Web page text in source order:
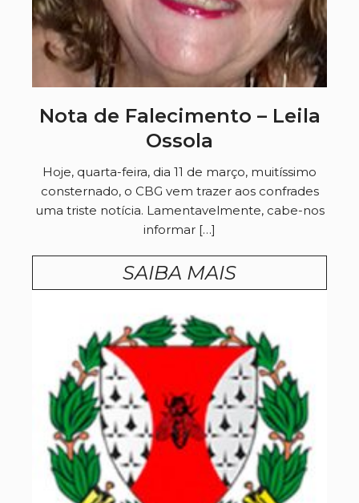
Nota de Falecimento – Leila
Ossola
Hoje, quarta-feira, dia 11 de março, muitíssimo
consternado, o CBG vem trazer aos confrades
uma triste notícia. Lamentavelmente, cabe-nos
informar […]
SAIBA MAIS